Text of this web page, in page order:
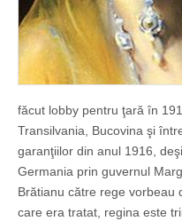
făcut lobby pentru ţară în
Transilvania, Bucovina şi
garanţiilor din anul 1916,
Germania prin guvernul
Brătianu către rege vorbeau
care era tratat, regina este